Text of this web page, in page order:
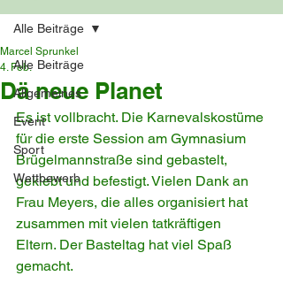
Alle Beiträge
Allgemeines
Event
Sport
Wettbewerb
Alle Beiträge
Dä neue Planet
Marcel Sprunkel
4. Feb.
Es ist vollbracht. Die Karnevalskostüme
für die erste Session am Gymnasium
Brügelmannstraße sind gebastelt,
geklebt und befestigt. Vielen Dank an
Frau Meyers, die alles organisiert hat
zusammen mit vielen tatkräftigen
Eltern. Der Basteltag hat viel Spaß
gemacht.